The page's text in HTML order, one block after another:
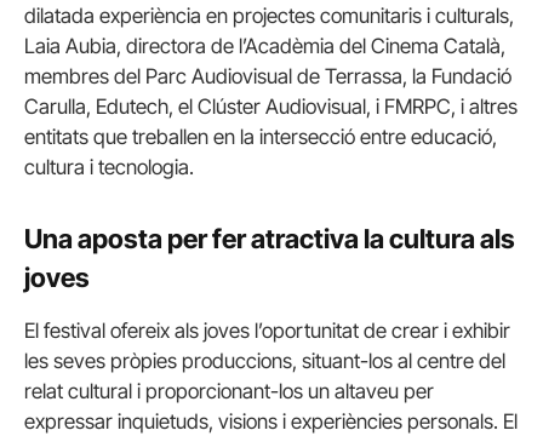
dilatada experiència en projectes comunitaris i culturals,
Laia Aubia, directora de l’Acadèmia del Cinema Català,
membres del Parc Audiovisual de Terrassa, la Fundació
Carulla, Edutech, el Clúster Audiovisual, i FMRPC, i altres
entitats que treballen en la intersecció entre educació,
cultura i tecnologia.
Una aposta per fer atractiva la cultura als
joves
El festival ofereix als joves l’oportunitat de crear i exhibir
les seves pròpies produccions, situant-los al centre del
relat cultural i proporcionant-los un altaveu per
expressar inquietuds, visions i experiències personals. El